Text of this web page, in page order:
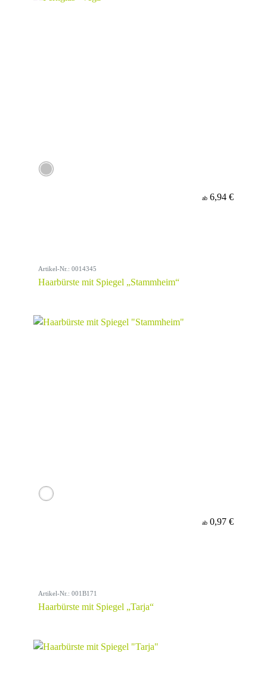
ab 6,94 €
Artikel-Nr.: 0014345
Haarbürste mit Spiegel „Stammheim“
ab 0,97 €
Artikel-Nr.: 001B171
Haarbürste mit Spiegel „Tarja“